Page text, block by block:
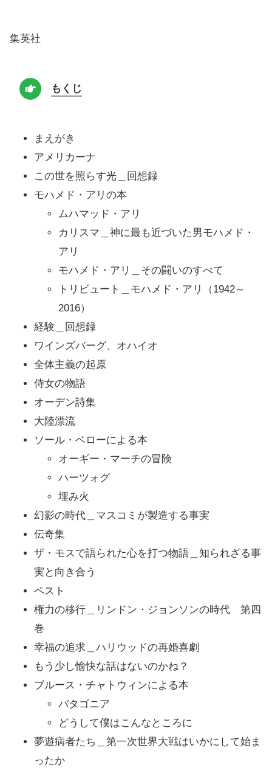
集英社
もくじ
まえがき
アメリカーナ
この世を照らす光＿回想録
モハメド・アリの本
ムハマッド・アリ
カリスマ＿神に最も近づいた男モハメド・
アリ
モハメド・アリ＿その闘いのすべて
トリビュート＿モハメド・アリ（1942～
2016）
経験＿回想録
ワインズバーグ、オハイオ
全体主義の起原
侍女の物語
オーデン詩集
大陸漂流
ソール・ベローによる本
オーギー・マーチの冒険
ハーツォグ
埋み火
幻影の時代＿マスコミが製造する事実
伝奇集
ザ・モスで語られた心を打つ物語＿知られざる事
実と向き合う
ペスト
権力の移行＿リンドン・ジョンソンの時代 第四
巻
幸福の追求＿ハリウッドの再婚喜劇
もう少し愉快な話はないのかね？
ブルース・チャトウィンによる本
パタゴニア
どうして僕はこんなところに
夢遊病者たち＿第一次世界大戦はいかにして始ま
ったか